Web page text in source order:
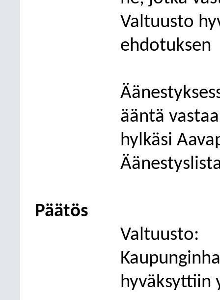
Valtuusto
ehdotuksen
ääntä
hylkäsi
Päätös
Valtuusto:
hyväksyttiin